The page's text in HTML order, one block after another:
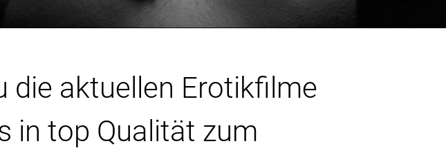
die aktuellen Erotikfilme
in top Qualität zum